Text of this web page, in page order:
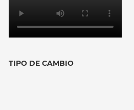
TIPO DE CAMBIO